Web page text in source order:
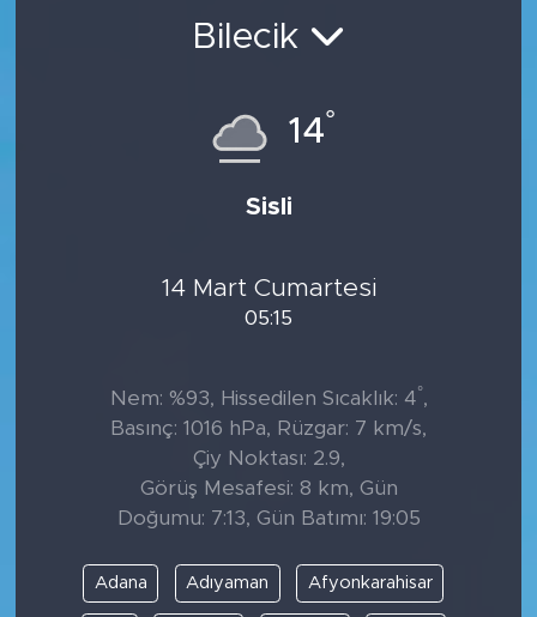
Bilecik
14°
Sisli
14 Mart Cumartesi
05:15
Nem: %93, Hissedilen Sıcaklık: 4°,
Basınç: 1016 hPa, Rüzgar: 7 km/s,
Çiy Noktası: 2.9,
Görüş Mesafesi: 8 km, Gün
Doğumu: 7:13, Gün Batımı: 19:05
Adana Adıyaman Afyonkarahisar